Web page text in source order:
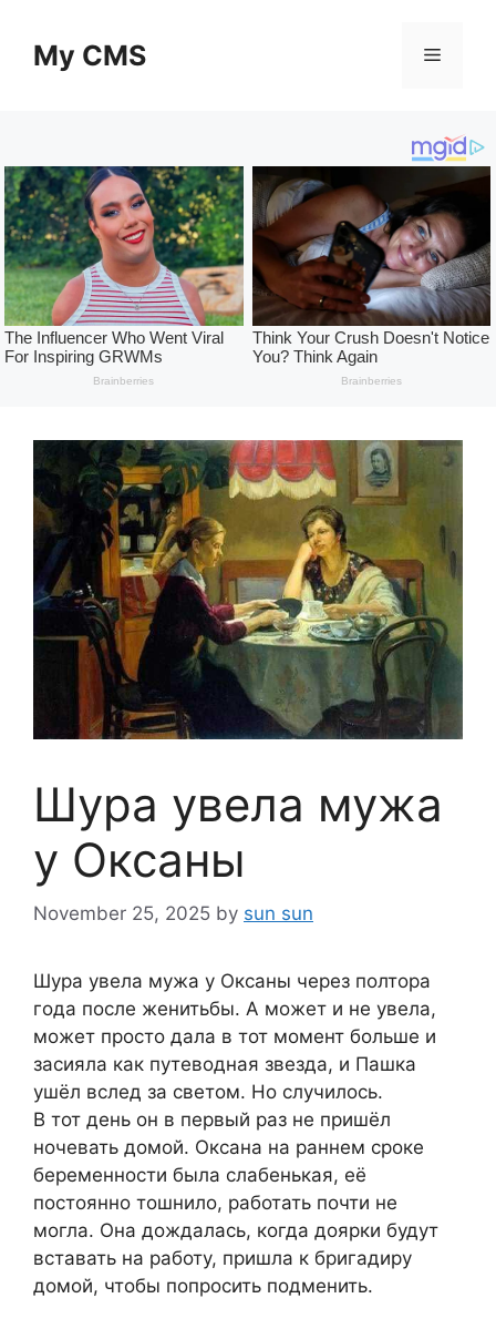
contentMy CMS Menu
Шура увела мужа
у Оксаны
November 25, 2025 by sun sun
Шура увела мужа у Оксаны через полтора
года после женитьбы. А может и не увела,
может просто дала в тот момент больше и
засияла как путеводная звезда, и Пашка
ушёл вслед за светом. Но случилось.
В тот день он в первый раз не пришёл
ночевать домой. Оксана на раннем сроке
беременности была слабенькая, её
постоянно тошнило, работать почти не
могла. Она дождалась, когда доярки будут
вставать на работу, пришла к бригадиру
домой, чтобы попросить подменить.